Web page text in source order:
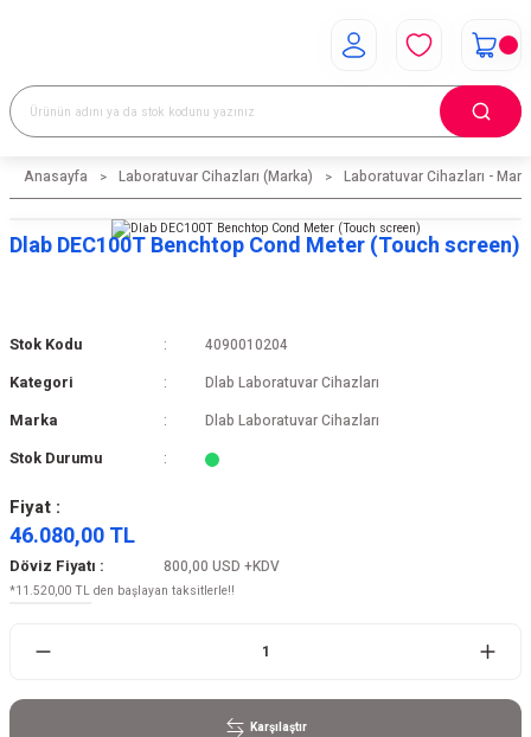
Anasayfa Laboratuvar Cihazları (Marka) Laboratuvar Cihazları -
Dlab DEC100T Benchtop Cond Meter (Touch screen)
Stok Kodu 4090010204
Kategori Dlab Laboratuvar Cihazları
Marka Dlab Laboratuvar Cihazları
Stok Durumu
Fiyat :
46.080,00 TL
Döviz Fiyatı : 800,00 USD +KDV
*11.520,00 TL den başlayan taksitlerle!!
Karşılaştır